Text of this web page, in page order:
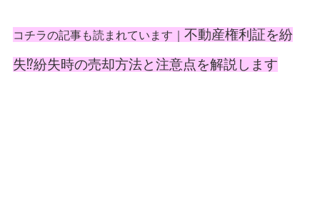
コチラの記事も読まれています｜ 不動産権利証を紛
失⁉紛失時の売却方法と注意点を解説します